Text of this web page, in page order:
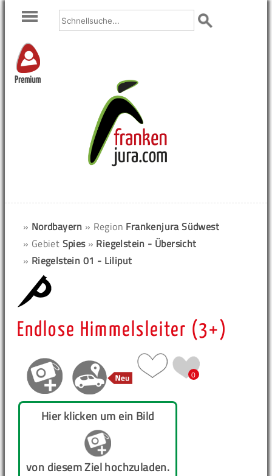
Premium
» Nordbayern » Region Frankenjura Südwest
» Gebiet Spies » Riegelstein - Übersicht
» Riegelstein 01 - Liliput
Endlose Himmelsleiter (3+)
0
Hier klicken um ein Bild
von diesem Ziel hochzuladen.